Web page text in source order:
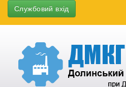
Службовий вхід